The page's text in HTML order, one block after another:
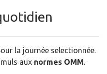
la journée selectionnée.
aux normes OMM.